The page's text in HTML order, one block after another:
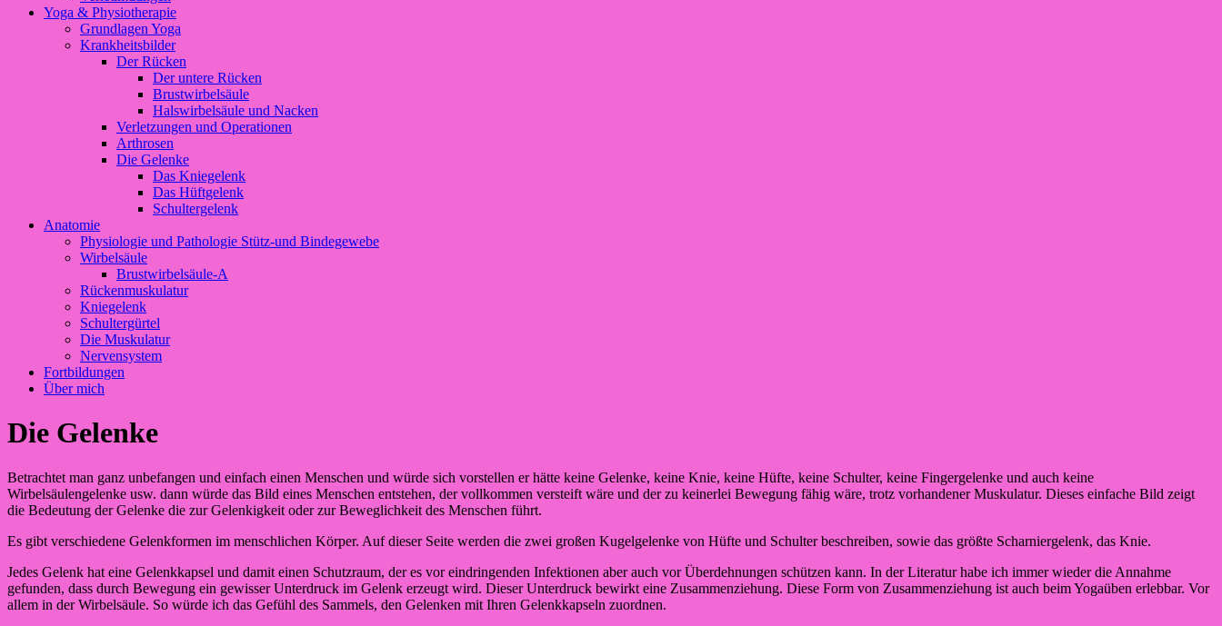
Yoga & Physiotherapie
Grundlagen Yoga
Krankheitsbilder
Der Rücken
Der untere Rücken
Brustwirbelsäule
Halswirbelsäule und Nacken
Verletzungen und Operationen
Arthrosen
Die Gelenke
Das Kniegelenk
Das Hüftgelenk
Schultergelenk
Anatomie
Physiologie und Pathologie Stütz-und Bindegewebe
Wirbelsäule
Brustwirbelsäule-A
Rückenmuskulatur
Kniegelenk
Schultergürtel
Die Muskulatur
Nervensystem
Fortbildungen
Über mich
Die Gelenke
Betrachtet man ganz unbefangen und einfach einen Menschen und würde sich vorstellen er hätte keine Gelenke, keine Knie, keine Hüfte, keine Schulter, keine Fingergelenke und auch keine
Wirbelsäulengelenke usw. dann würde das Bild eines Menschen entstehen, der vollkommen versteift wäre und der zu keinerlei Bewegung fähig wäre, trotz vorhandener Muskulatur. Dieses einfache Bild zeigt
die Bedeutung der Gelenke die zur Gelenkigkeit oder zur Beweglichkeit des Menschen führt.
Es gibt verschiedene Gelenkformen im menschlichen Körper. Auf dieser Seite werden die zwei großen Kugelgelenke von Hüfte und Schulter beschreiben, sowie das größte Scharniergelenk, das Knie.
Jedes Gelenk hat eine Gelenkkapsel und damit einen Schutzraum, der es vor eindringenden Infektionen aber auch vor Überdehnungen schützen kann. In der Literatur habe ich immer wieder die Annahme
gefunden, dass durch Bewegung ein gewisser Unterdruck im Gelenk erzeugt wird. Dieser Unterdruck bewirkt eine Zusammenziehung. Diese Form von Zusammenziehung ist auch beim Yogaüben erlebbar. Vor
allem in der Wirbelsäule. So würde ich das Gefühl des Sammels, den Gelenken mit Ihren Gelenkkapseln zuordnen.